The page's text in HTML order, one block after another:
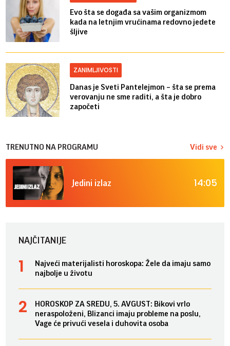
Evo šta se događa sa vašim organizmom
kada na letnjim vrućinama redovno jedete
šljive
ZANIMLJIVOSTI
Danas je Sveti Pantelejmon – šta se prema
verovanju ne sme raditi, a šta je dobro
započeti
TRENUTNO NA PROGRAMU Vidi sve
Jedini izlaz 14:05
NAJČITANIJE
Najveći materijalisti horoskopa: Žele da imaju samo
najbolje u životu
HOROSKOP ZA SREDU, 5. AVGUST: Bikovi vrlo
neraspoloženi, Blizanci imaju probleme na poslu,
Vage će privući vesela i duhovita osoba